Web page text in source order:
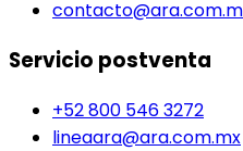
Servicio postventa
+52 800 546 3272
lineaara@ara.com.mx